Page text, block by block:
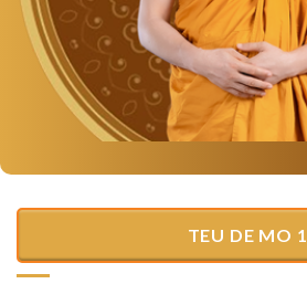
TEU DE MO 1